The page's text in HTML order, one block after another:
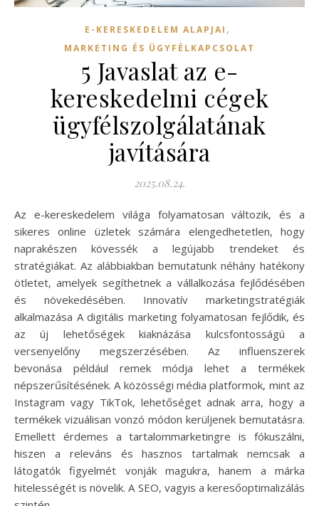
E-KERESKEDELEM ALAPJAI ,
MARKETING ÉS ÜGYFÉLKAPCSOLAT
5 Javaslat az e-
kereskedelmi cégek
ügyfélszolgálatának
javítására
2025.08.24.
Az e-kereskedelem világa folyamatosan változik, és a
sikeres online üzletek számára elengedhetetlen, hogy
naprakészen kövessék a legújabb trendeket és
stratégiákat. Az alábbiakban bemutatunk néhány hatékony
ötletet, amelyek segíthetnek a vállalkozása fejlődésében
és növekedésében. Innovatív marketingstratégiák
alkalmazása A digitális marketing folyamatosan fejlődik, és
az új lehetőségek kiaknázása kulcsfontosságú a
versenyelőny megszerzésében. Az influenszerek
bevonása például remek módja lehet a termékek
népszerűsítésének. A közösségi média platformok, mint az
Instagram vagy TikTok, lehetőséget adnak arra, hogy a
termékek vizuálisan vonzó módon kerüljenek bemutatásra.
Emellett érdemes a tartalommarketingre is fókuszálni,
hiszen a releváns és hasznos tartalmak nemcsak a
látogatók figyelmét vonják magukra, hanem a márka
hitelességét is növelik. A SEO, vagyis a keresőoptimalizálás